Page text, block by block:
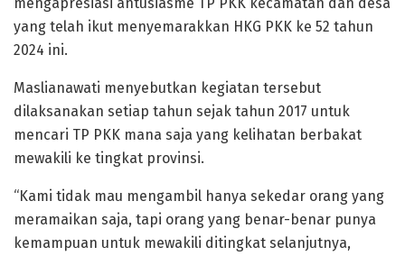
yang telah ikut menyemarakkan HKG PKK ke 52 tahun
2024 ini.
Maslianawati menyebutkan kegiatan tersebut
dilaksanakan setiap tahun sejak tahun 2017 untuk
mencari TP PKK mana saja yang kelihatan berbakat
mewakili ke tingkat provinsi.
“Kami tidak mau mengambil hanya sekedar orang yang
meramaikan saja, tapi orang yang benar-benar punya
kemampuan untuk mewakili ditingkat selanjutnya,